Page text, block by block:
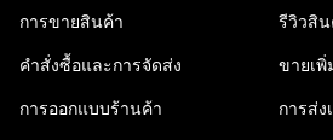
การขายสินค้า
คำสั่งซื้อและการจัดส่ง
การออกแบบร้านค้า
รีวิวสิน
ขายเ
การส่ง